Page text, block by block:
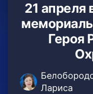
21 апреля
Героя
Лариса